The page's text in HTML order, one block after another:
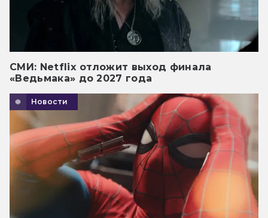
СМИ: Netflix отложит выход финала
«Ведьмака» до 2027 года
Новости